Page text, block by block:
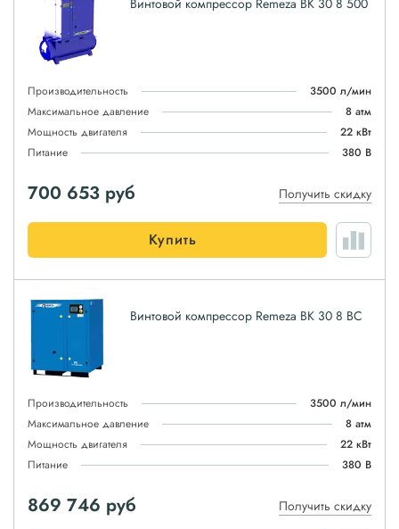
Винтовой компрессор Remeza ВК 30 8 500
Производительность
3500 л/мин
Максимальное давление
8 атм
Мощность двигателя
22 кВт
Питание
380 В
700 653 руб Получить скидку
Купить
Винтовой компрессор Remeza ВК 30 8 ВС
Производительность
3500 л/мин
Максимальное давление
8 атм
Мощность двигателя
22 кВт
Питание
380 В
869 746 руб Получить скидку